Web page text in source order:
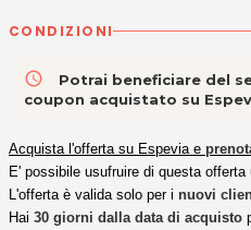
CONDIZIONI
access_time
Potrai beneficiare del
coupon acquistato su
Acquista l'offerta su Espevia e
E' possibile usufruire di questa offerta
L'offerta è valida solo per i nuovi
Hai 30 giorni dalla data di acquisto